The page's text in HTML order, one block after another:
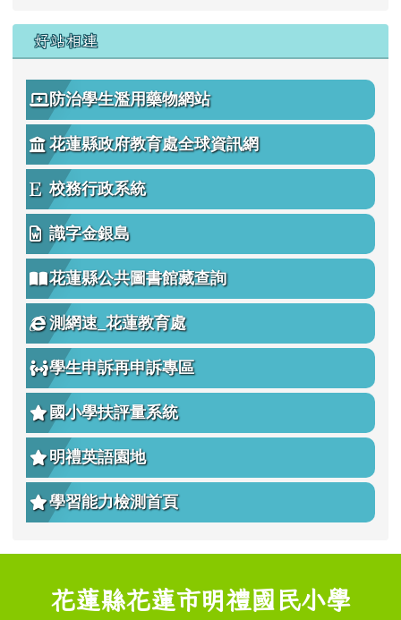
好站相連
防治學生濫用藥物網站
花蓮縣政府教育處全球資訊網
校務行政系統
識字金銀島
花蓮縣公共圖書館藏查詢
測網速_花蓮教育處
學生申訴再申訴專區
國小學扶評量系統
明禮英語園地
學習能力檢測首頁
頁尾區域內容
花蓮縣花蓮市明禮國民小學